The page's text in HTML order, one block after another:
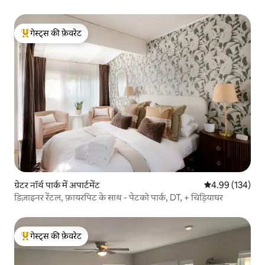
गेस्ट्स का टॉप फ़ेवरेट
गेस्ट्स की फ़ेवरेट
ग्रेटर नॉर्थ पार्क में अपार्टमेंट औसत रेटिंग 5 में से
4.99 (134)
डिज़ाइनर रेंटल, फ़ायरपिट के साथ - पेटको पार्क, DT, + चिड़ियाघर
गेस्ट्स का टॉप फ़ेवरेट
गेस्ट्स की फ़ेवरेट